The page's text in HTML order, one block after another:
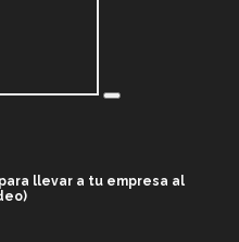
llevar a tu empresa al